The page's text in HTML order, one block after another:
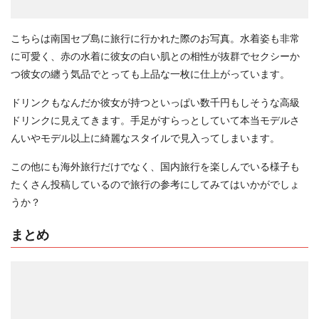
こちらは南国セブ島に旅行に行かれた際のお写真。水着姿も非常
に可愛く、赤の水着に彼女の白い肌との相性が抜群でセクシーか
つ彼女の纏う気品でとっても上品な一枚に仕上がっています。
ドリンクもなんだか彼女が持つといっぱい数千円もしそうな高級
ドリンクに見えてきます。手足がすらっとしていて本当モデルさ
んいやモデル以上に綺麗なスタイルで見入ってしまいます。
この他にも海外旅行だけでなく、国内旅行を楽しんでいる様子も
たくさん投稿しているので旅行の参考にしてみてはいかがでしょ
うか？
まとめ